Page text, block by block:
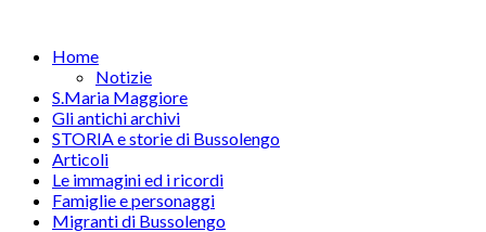
Home
Notizie
S.Maria Maggiore
Gli antichi archivi
STORIA e storie di Bussolengo
Articoli
Le immagini ed i ricordi
Famiglie e personaggi
Migranti di Bussolengo